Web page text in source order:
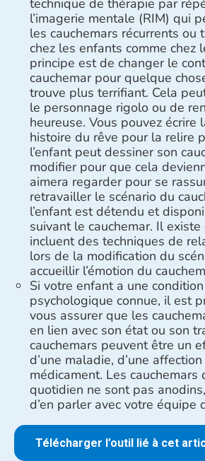
technique de thérapie par
l’imagerie mentale (RIM) qui
les cauchemars récurrents ou
chez les enfants comme chez
principe est de changer le
cauchemar pour quelque
trouve plus terrifiant. Cela
le personnage rigolo ou de
heureuse. Vous pouvez écrire
histoire du rêve pour la relire
l’enfant peut dessiner son
modifier pour que cela
aimera regarder pour se
retravailler le scénario du
l’enfant est détendu et
suivant le cauchemar. Il
incluent des techniques de
lors de la modification du
accueillir l’émotion du
Si votre enfant a une
psychologique connue, il est
vous assurer que les
en lien avec son état ou son
cauchemars peuvent être un
d’une maladie, d’une affection
médicament. Les
quotidien ne sont pas
d’en parler avec votre équipe
Télécharger l’outil lié à cet